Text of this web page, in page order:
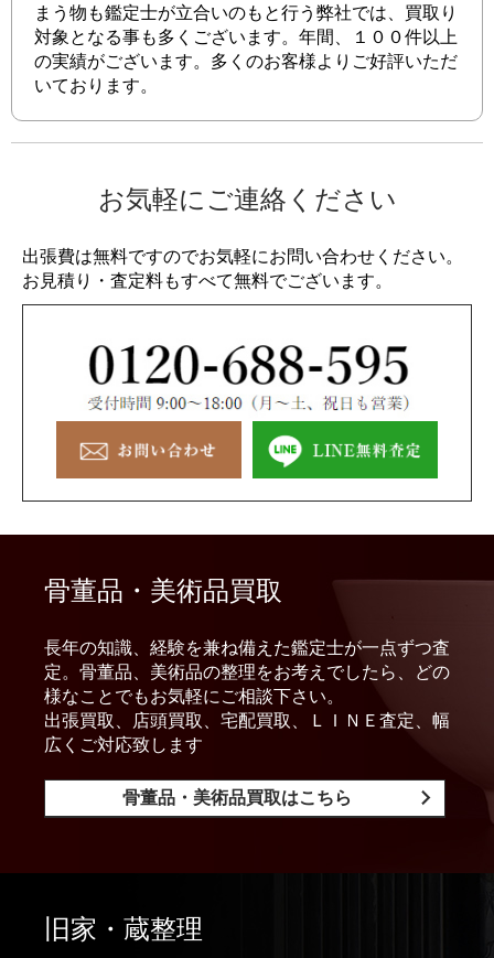
まう物も鑑定士が立合いのもと行う弊社では、買取り
対象となる事も多くございます。年間、１００件以上
の実績がございます。多くのお客様よりご好評いただ
いております。
お気軽にご連絡ください
出張費は無料ですのでお気軽にお問い合わせください。
お見積り・査定料もすべて無料でございます。
骨董品・美術品買取
長年の知識、経験を兼ね備えた鑑定士が一点ずつ査
定。骨董品、美術品の整理をお考えでしたら、どの
様なことでもお気軽にご相談下さい。
出張買取、店頭買取、宅配買取、ＬＩＮＥ査定、幅
広くご対応致します
骨董品・美術品買取はこちら
旧家・蔵整理